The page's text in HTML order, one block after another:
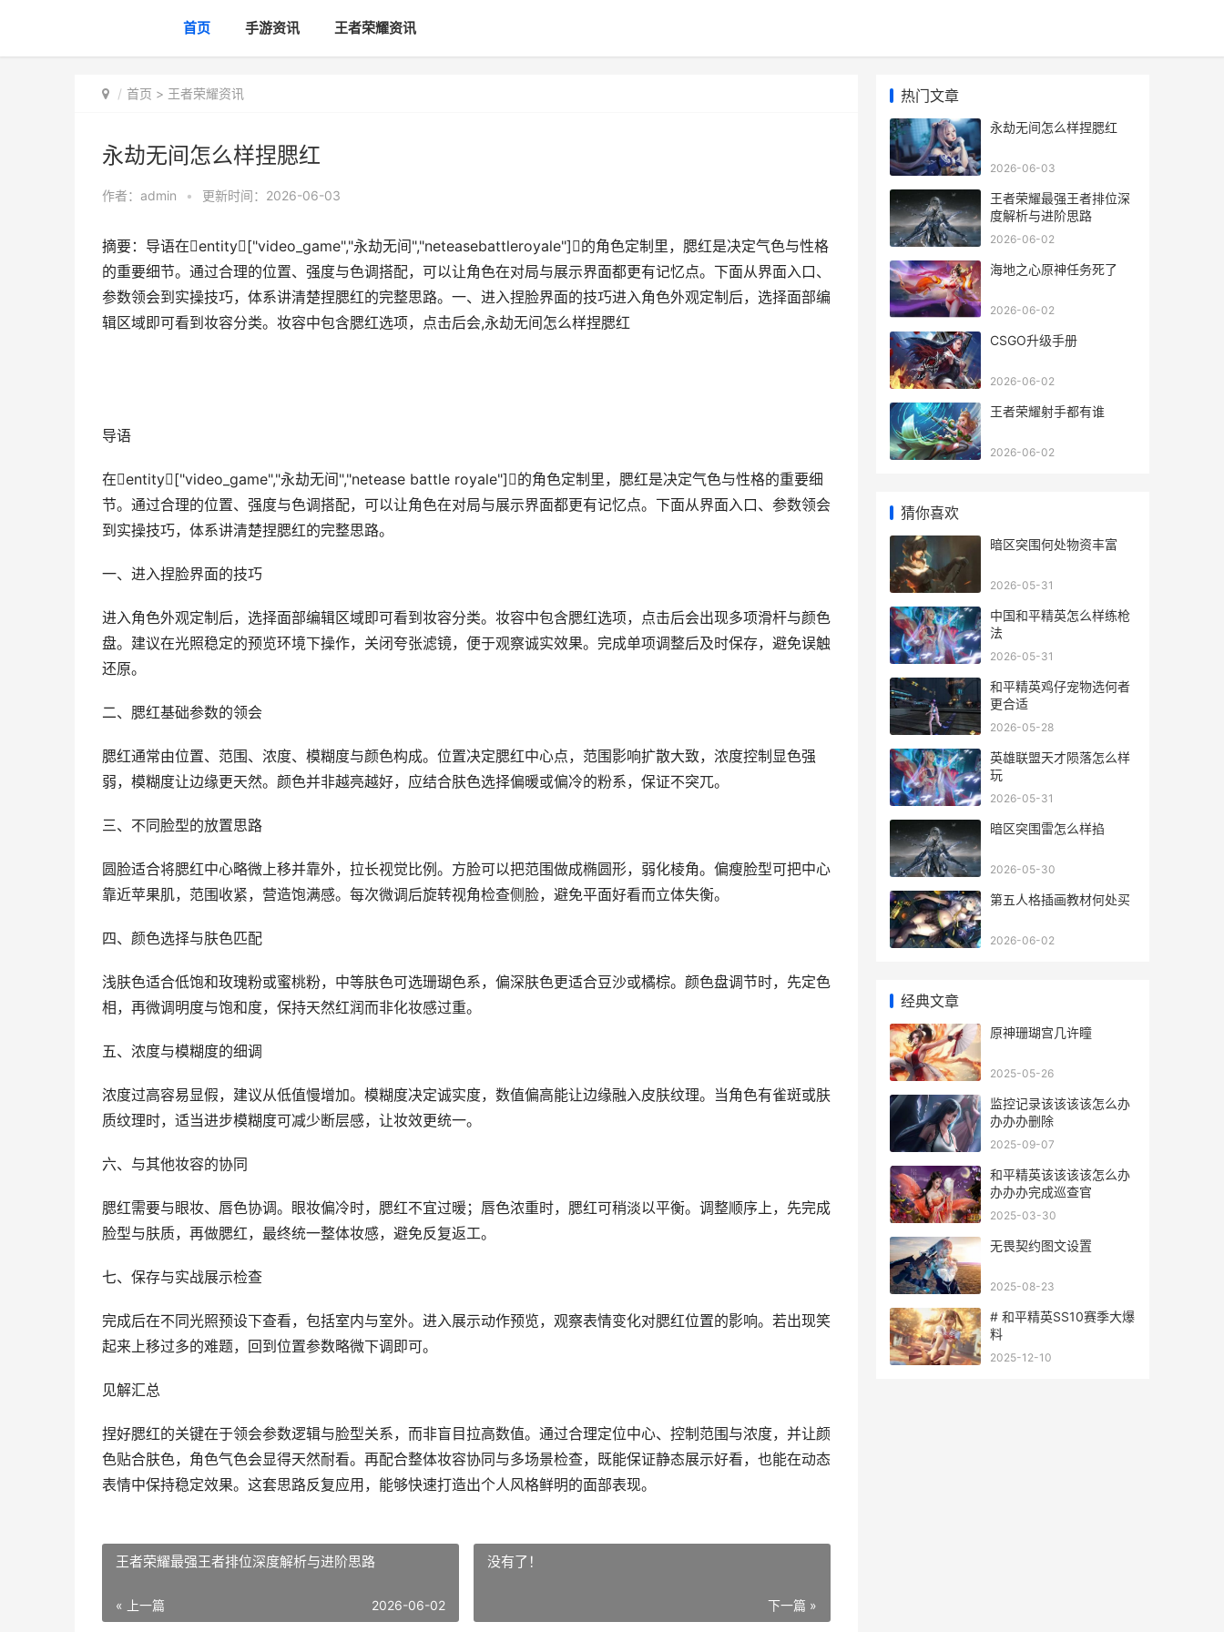
首页 手游资讯 王者荣耀资讯
首页 > 王者荣耀资讯
永劫无间怎么样捏腮红
作者： admin • 更新时间：2026-06-03
摘要：导语在entity["video_game","永劫无间","neteasebattleroyale"]的角色定制里，腮红是决定气色与性格
的重要细节。通过合理的位置、强度与色调搭配，可以让角色在对局与展示界面都更有记忆点。下面从界面入口、
参数领会到实操技巧，体系讲清楚捏腮红的完整思路。一、进入捏脸界面的技巧进入角色外观定制后，选择面部编
辑区域即可看到妆容分类。妆容中包含腮红选项，点击后会,永劫无间怎么样捏腮红
导语
在entity["video_game","永劫无间","netease battle royale"]的角色定制里，腮红是决定气色与性格的重要细
节。通过合理的位置、强度与色调搭配，可以让角色在对局与展示界面都更有记忆点。下面从界面入口、参数领会
到实操技巧，体系讲清楚捏腮红的完整思路。
一、进入捏脸界面的技巧
进入角色外观定制后，选择面部编辑区域即可看到妆容分类。妆容中包含腮红选项，点击后会出现多项滑杆与颜色
盘。建议在光照稳定的预览环境下操作，关闭夸张滤镜，便于观察诚实效果。完成单项调整后及时保存，避免误触
还原。
二、腮红基础参数的领会
腮红通常由位置、范围、浓度、模糊度与颜色构成。位置决定腮红中心点，范围影响扩散大致，浓度控制显色强
弱，模糊度让边缘更天然。颜色并非越亮越好，应结合肤色选择偏暖或偏冷的粉系，保证不突兀。
三、不同脸型的放置思路
圆脸适合将腮红中心略微上移并靠外，拉长视觉比例。方脸可以把范围做成椭圆形，弱化棱角。偏瘦脸型可把中心
靠近苹果肌，范围收紧，营造饱满感。每次微调后旋转视角检查侧脸，避免平面好看而立体失衡。
四、颜色选择与肤色匹配
浅肤色适合低饱和玫瑰粉或蜜桃粉，中等肤色可选珊瑚色系，偏深肤色更适合豆沙或橘棕。颜色盘调节时，先定色
相，再微调明度与饱和度，保持天然红润而非化妆感过重。
五、浓度与模糊度的细调
浓度过高容易显假，建议从低值慢增加。模糊度决定诚实度，数值偏高能让边缘融入皮肤纹理。当角色有雀斑或肤
质纹理时，适当进步模糊度可减少断层感，让妆效更统一。
六、与其他妆容的协同
腮红需要与眼妆、唇色协调。眼妆偏冷时，腮红不宜过暖；唇色浓重时，腮红可稍淡以平衡。调整顺序上，先完成
脸型与肤质，再做腮红，最终统一整体妆感，避免反复返工。
七、保存与实战展示检查
完成后在不同光照预设下查看，包括室内与室外。进入展示动作预览，观察表情变化对腮红位置的影响。若出现笑
起来上移过多的难题，回到位置参数略微下调即可。
见解汇总
捏好腮红的关键在于领会参数逻辑与脸型关系，而非盲目拉高数值。通过合理定位中心、控制范围与浓度，并让颜
色贴合肤色，角色气色会显得天然耐看。再配合整体妆容协同与多场景检查，既能保证静态展示好看，也能在动态
表情中保持稳定效果。这套思路反复应用，能够快速打造出个人风格鲜明的面部表现。
王者荣耀最强王者排位深度解析与进阶思路
« 上一篇 2026-06-02
没有了！
下一篇 »
热门文章
永劫无间怎么样捏腮红
2026-06-03
王者荣耀最强王者排位深
度解析与进阶思路
2026-06-02
海地之心原神任务死了
2026-06-02
CSGO升级手册
2026-06-02
王者荣耀射手都有谁
2026-06-02
猜你喜欢
暗区突围何处物资丰富
2026-05-31
中国和平精英怎么样练枪
法
2026-05-31
和平精英鸡仔宠物选何者
更合适
2026-05-28
英雄联盟天才陨落怎么样
玩
2026-05-31
暗区突围雷怎么样掐
2026-05-30
第五人格插画教材何处买
2026-06-02
经典文章
原神珊瑚宫几许瞳
2025-05-26
监控记录该该该该怎么办
办办办删除
2025-09-07
和平精英该该该该怎么办
办办办完成巡查官
2025-03-30
无畏契约图文设置
2025-08-23
# 和平精英SS10赛季大爆
料
2025-12-10